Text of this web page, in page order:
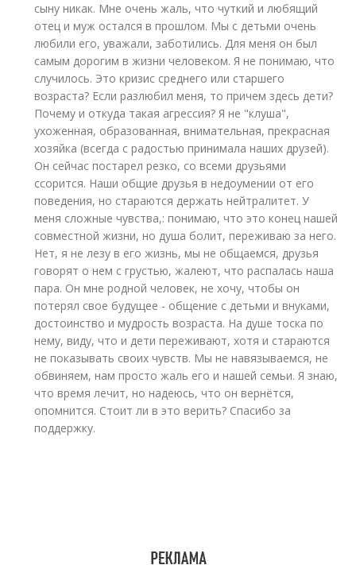
сыну никак. Мне очень жаль, что чуткий и любящий
отец и муж остался в прошлом. Мы с детьми очень
любили его, уважали, заботились. Для меня он был
самым дорогим в жизни человеком. Я не понимаю, что
случилось. Это кризис среднего или старшего
возраста? Если разлюбил меня, то причем здесь дети?
Почему и откуда такая агрессия? Я не "клуша",
ухоженная, образованная, внимательная, прекрасная
хозяйка (всегда с радостью принимала наших друзей).
Он сейчас постарел резко, со всеми друзьями
ссорится. Наши общие друзья в недоумении от его
поведения, но стараются держать нейтралитет. У
меня сложные чувства,: понимаю, что это конец нашей
совместной жизни, но душа болит, переживаю за него.
Нет, я не лезу в его жизнь, мы не общаемся, друзья
говорят о нем с грустью, жалеют, что распалась наша
пара. Он мне родной человек, не хочу, чтобы он
потерял свое будущее - общение с детьми и внуками,
достоинство и мудрость возраста. На душе тоска по
нему, виду, что и дети переживают, хотя и стараются
не показывать своих чувств. Мы не навязываемся, не
обвиняем, нам просто жаль его и нашей семьи. Я знаю,
что время лечит, но надеюсь, что он вернётся,
опомнится. Стоит ли в это верить? Спасибо за
поддержку.